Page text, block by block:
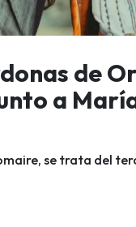
de
a
se trata del